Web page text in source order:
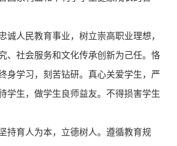
人民教育事业，树立崇高职业理想，
、社会服务和文化传承创新为己任。恪
身学习，刻苦钻研。真心关爱学生，严
学生，做学生良师益友。不得损害学生
育人为本，立德树人。遵循教育规